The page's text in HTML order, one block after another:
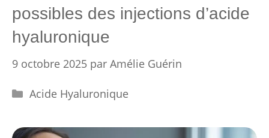
possibles des injections d’acide
hyaluronique
9 octobre 2025 par Amélie Guérin
Catégories
Acide Hyaluronique